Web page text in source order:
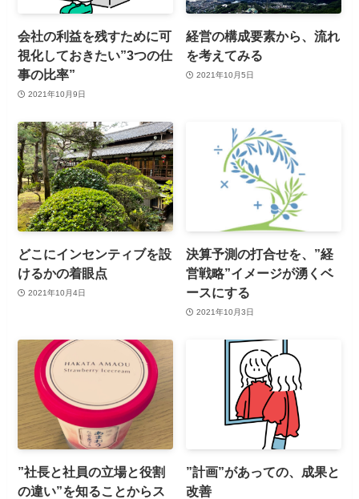
会社の利益を残すために可
視化しておきたい”3つの仕
事の比率”
2021年10月9日
経営の構成要素から、流れ
を考えてみる
2021年10月5日
どこにインセンティブを設
けるかの着眼点
2021年10月4日
決算予測の打合せを、”経
営戦略”イメージが湧くベ
ースにする
2021年10月3日
”社長と社員の立場と役割
の違い”を知ることからス
”計画”があっての、成果と
改善